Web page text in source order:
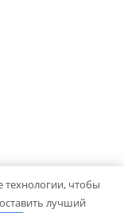
byColorMag
технологии, чтобы
лучший